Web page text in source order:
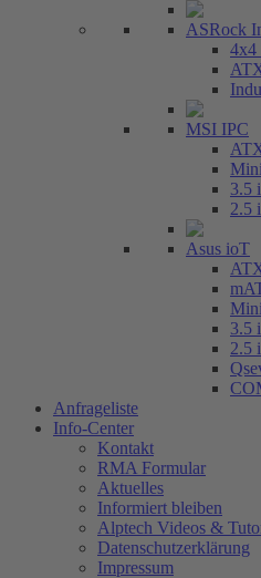
ASRock
4x4
MSI IPC
3.5
2.5
Asus ioT
3.5
2.5
Anfrageliste
Info-Center
Kontakt
RMA Formular
Aktuelles
Informiert bleiben
Alptech Videos &
Datenschutzerklärung
Impressum